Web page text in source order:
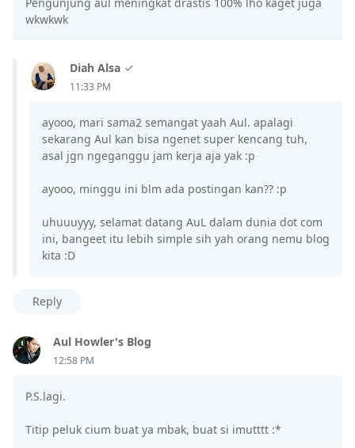
wkwkwk
Diah Alsa
11:33 PM
ayooo, mari sama2 semangat yaah Aul. apalagi
sekarang Aul kan bisa ngenet super kencang tuh,
asal jgn ngeganggu jam kerja aja yak :p
ayooo, minggu ini blm ada postingan kan?? :p
uhuuuyyy, selamat datang AuL dalam dunia dot com
ini, bangeet itu lebih simple sih yah orang nemu blog
kita :D
Reply
Aul Howler's Blog
12:58 PM
P.S.lagi.
Titip peluk cium buat ya mbak, buat si imutttt :*